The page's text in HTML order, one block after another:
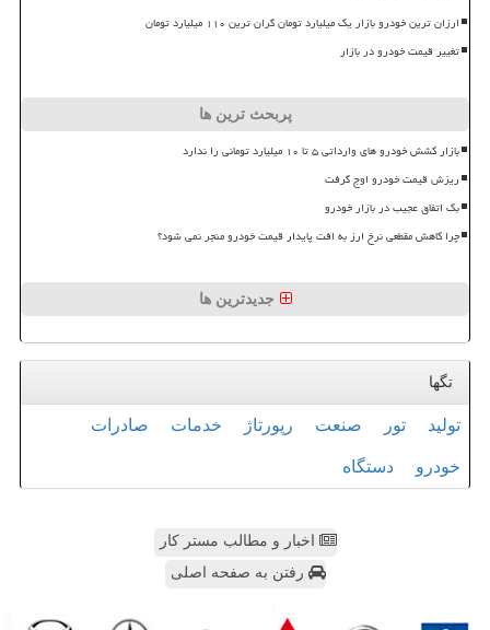
ارزان ترین خودرو بازار یک میلیارد تومان گران ترین ۱۱۰ میلیارد تومان
تغییر قیمت خودرو در بازار
پربحث ترین ها
بازار کشش خودرو های وارداتی ۵ تا ۱۰ میلیارد تومانی را ندارد
ریزش قیمت خودرو اوج گرفت
بک اتفاق عجیب در بازار خودرو
چرا کاهش مقطعی نرخ ارز به افت پایدار قیمت خودرو منجر نمی شود؟
جدیدترین ها
تگها
تولید تور صنعت رپورتاژ خدمات صادرات
خودرو دستگاه
اخبار و مطالب مستر کار
رفتن به صفحه اصلی